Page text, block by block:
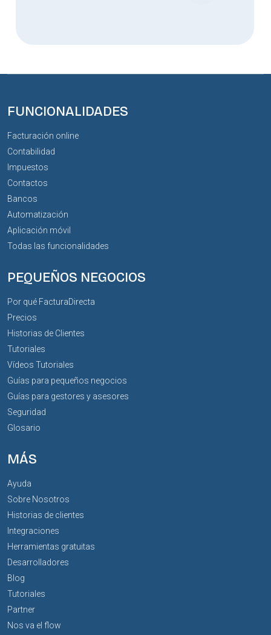
FUNCIONALIDADES
Facturación online
Contabilidad
Impuestos
Contactos
Bancos
Automatización
Aplicación móvil
Todas las funcionalidades
PEQUEÑOS NEGOCIOS
Por qué FacturaDirecta
Precios
Historias de Clientes
Tutoriales
Vídeos Tutoriales
Guías para pequeños negocios
Guías para gestores y asesores
Seguridad
Glosario
MÁS
Ayuda
Sobre Nosotros
Historias de clientes
Integraciones
Herramientas gratuitas
Desarrolladores
Blog
Tutoriales
Partner
Nos va el flow